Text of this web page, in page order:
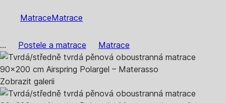
MatraceMatrace
... Postele a matrace Matrace
Zobrazit galerii